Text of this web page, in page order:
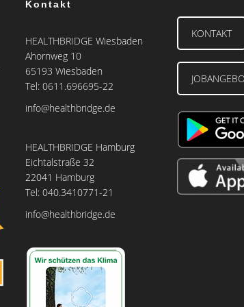
Kontakt
HEALTHBRIDGE Wiesbaden
Ahornweg 10
65193 Wiesbaden
Tel: 0611.696695-22
info@healthbridge.de
HEALTHBRIDGE Hamburg
Eichtalstraße 32
22041 Hamburg
Tel: 040.3410771-21
info@healthbridge.de
KONTAKT